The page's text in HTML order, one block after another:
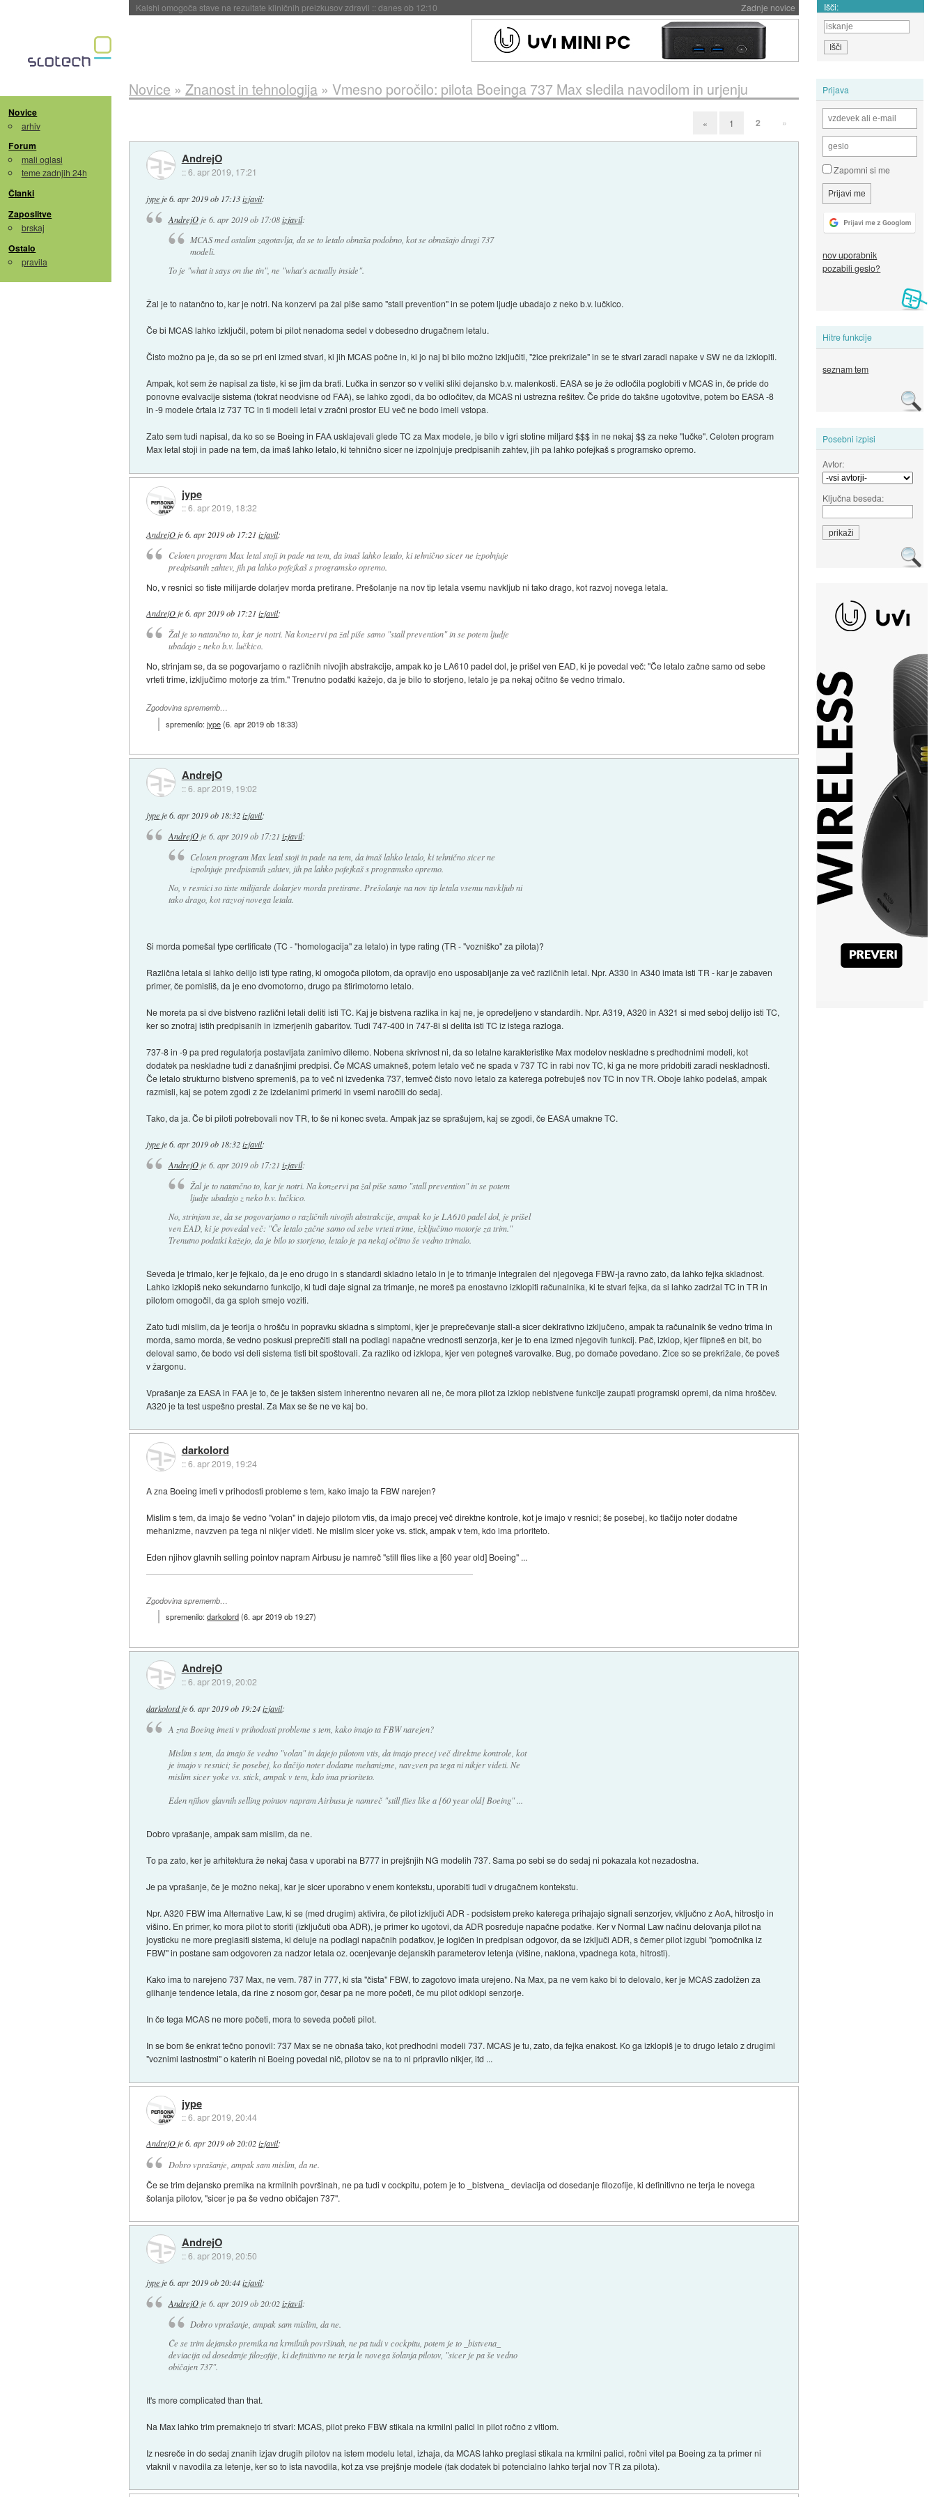
Zadnje novice
Sandisk že prodal več kot polovico SSD-jev za naslednji dve leti::danes ob 11:37 Išči:
Novice
arhiv
Forum
mali oglasi
teme zadnjih 24h
Članki
Zaposlitve
brskaj
Ostalo
pravila
Prijava
Zapomni si me
nov uporabnik
pozabili geslo?
Hitre funkcije
seznam tem
Posebni izpisi
Avtor:
Ključna beseda:
Novice » Znanost in tehnologija» Vmesno poročilo: pilota Boeinga 737 Max sledila navodilom in urjenju
« 1 2 »
AndrejO
::6. apr 2019, 17:21
jype je6. apr 2019 ob 17:13 izjavil:
AndrejOje 6. apr 2019 ob 17:08 izjavil:
MCAS med ostalim zagotavlja, da se to letalo obnaša podobno, kot se obnašajo drugi 737
modeli.
To je "what it says on the tin", ne "what's actually inside".
Žal je to natančno to, kar je notri. Na konzervi pa žal piše samo "stall prevention" in se potem ljudje ubadajo z neko b.v. lučkico.
Če bi MCAS lahko izključil, potem bi pilot nenadoma sedel v dobesedno drugačnem letalu.
Čisto možno pa je, da so se pri eni izmed stvari, ki jih MCAS počne in, ki jo naj bi bilo možno izključiti, "žice prekrižale" in se te stvari zaradi napake v SW ne da izklopiti.
Ampak, kot sem že napisal za tiste, ki se jim da brati. Lučka in senzor so v veliki sliki dejansko b.v. malenkosti. EASA se je že odločila poglobiti v MCAS in, če pride do
ponovne evalvacije sistema (tokrat neodvisne od FAA), se lahko zgodi, da bo odločitev, da MCAS ni ustrezna rešitev. Če pride do takšne ugotovitve, potem bo EASA -8
in -9 modele črtala iz 737 TC in ti modeli letal v zračni prostor EU več ne bodo imeli vstopa.
Zato sem tudi napisal, da ko so se Boeing in FAA usklajevali glede TC za Max modele, je bilo v igri stotine miljard $$$ in ne nekaj $$ za neke "lučke". Celoten program
Max letal stoji in pade na tem, da imaš lahko letalo, ki tehnično sicer ne izpolnjuje predpisanih zahtev, jih pa lahko pofejkaš s programsko opremo.
jype
::6. apr 2019, 18:32
AndrejO je6. apr 2019 ob 17:21 izjavil:
Celoten program Max letal stoji in pade na tem, da imaš lahko letalo, ki tehnično sicer ne izpolnjuje
predpisanih zahtev, jih pa lahko pofejkaš s programsko opremo.
No, v resnici so tiste milijarde dolarjev morda pretirane. Prešolanje na nov tip letala vsemu navkljub ni tako drago, kot razvoj novega letala.
AndrejO je6. apr 2019 ob 17:21 izjavil:
Žal je to natančno to, kar je notri. Na konzervi pa žal piše samo "stall prevention" in se potem ljudje
ubadajo z neko b.v. lučkico.
No, strinjam se, da se pogovarjamo o različnih nivojih abstrakcije, ampak ko je LA610 padel dol, je prišel ven EAD, ki je povedal več: "Če letalo začne samo od sebe
vrteti trime, izključimo motorje za trim." Trenutno podatki kažejo, da je bilo to storjeno, letalo je pa nekaj očitno še vedno trimalo.
Zgodovina sprememb…
spremenilo:jype(6. apr 2019 ob 18:33)
AndrejO
::6. apr 2019, 19:02
jype je6. apr 2019 ob 18:32 izjavil:
AndrejOje 6. apr 2019 ob 17:21 izjavil:
Celoten program Max letal stoji in pade na tem, da imaš lahko letalo, ki tehnično sicer ne
izpolnjuje predpisanih zahtev, jih pa lahko pofejkaš s programsko opremo.
No, v resnici so tiste milijarde dolarjev morda pretirane. Prešolanje na nov tip letala vsemu navkljub ni
tako drago, kot razvoj novega letala.
Si morda pomešal type certificate (TC - "homologacija" za letalo) in type rating (TR - "vozniško" za pilota)?
Različna letala si lahko delijo isti type rating, ki omogoča pilotom, da opravijo eno usposabljanje za več različnih letal. Npr. A330 in A340 imata isti TR - kar je zabaven
primer, če pomisliš, da je eno dvomotorno, drugo pa štirimotorno letalo.
Ne moreta pa si dve bistveno različni letali deliti isti TC. Kaj je bistvena razlika in kaj ne, je opredeljeno v standardih. Npr. A319, A320 in A321 si med seboj delijo isti TC,
ker so znotraj istih predpisanih in izmerjenih gabaritov. Tudi 747-400 in 747-8i si delita isti TC iz istega razloga.
737-8 in -9 pa pred regulatorja postavljata zanimivo dilemo. Nobena skrivnost ni, da so letalne karakteristike Max modelov neskladne s predhodnimi modeli, kot
dodatek pa neskladne tudi z današnjimi predpisi. Če MCAS umakneš, potem letalo več ne spada v 737 TC in rabi nov TC, ki ga ne more pridobiti zaradi neskladnosti.
Če letalo strukturno bistveno spremeniš, pa to več ni izvedenka 737, temveč čisto novo letalo za katerega potrebuješ nov TC in nov TR. Oboje lahko podelaš, ampak
razmisli, kaj se potem zgodi z že izdelanimi primerki in vsemi naročili do sedaj.
Tako, da ja. Če bi piloti potrebovali nov TR, to še ni konec sveta. Ampak jaz se sprašujem, kaj se zgodi, če EASA umakne TC.
jype je6. apr 2019 ob 18:32 izjavil:
AndrejOje 6. apr 2019 ob 17:21 izjavil:
Žal je to natančno to, kar je notri. Na konzervi pa žal piše samo "stall prevention" in se potem
ljudje ubadajo z neko b.v. lučkico.
No, strinjam se, da se pogovarjamo o različnih nivojih abstrakcije, ampak ko je LA610 padel dol, je prišel
ven EAD, ki je povedal več: "Če letalo začne samo od sebe vrteti trime, izključimo motorje za trim."
Trenutno podatki kažejo, da je bilo to storjeno, letalo je pa nekaj očitno še vedno trimalo.
Seveda je trimalo, ker je fejkalo, da je eno drugo in s standardi skladno letalo in je to trimanje integralen del njegovega FBW-ja ravno zato, da lahko fejka skladnost.
Lahko izklopiš neko sekundarno funkcijo, ki tudi daje signal za trimanje, ne moreš pa enostavno izklopiti računalnika, ki te stvari fejka, da si lahko zadržal TC in TR in
pilotom omogočil, da ga sploh smejo voziti.
Zato tudi mislim, da je teorija o hrošču in popravku skladna s simptomi, kjer je preprečevanje stall-a sicer deklrativno izključeno, ampak ta računalnik še vedno trima in
morda, samo morda, še vedno poskusi preprečiti stall na podlagi napačne vrednosti senzorja, ker je to ena izmed njegovih funkcij. Pač, izklop, kjer flipneš en bit, bo
deloval samo, če bodo vsi deli sistema tisti bit spoštovali. Za razliko od izklopa, kjer ven potegneš varovalke. Bug, po domače povedano. Žice so se prekrižale, če poveš
v žargonu.
Vprašanje za EASA in FAA je to, če je takšen sistem inherentno nevaren ali ne, če mora pilot za izklop nebistvene funkcije zaupati programski opremi, da nima hroščev.
A320 je ta test uspešno prestal. Za Max se še ne ve kaj bo.
darkolord
::6. apr 2019, 19:24
A zna Boeing imeti v prihodosti probleme s tem, kako imajo ta FBW narejen?
Mislim s tem, da imajo še vedno "volan" in dajejo pilotom vtis, da imajo precej več direktne kontrole, kot je imajo v resnici; še posebej, ko tlačijo noter dodatne
mehanizme, navzven pa tega ni nikjer videti. Ne mislim sicer yoke vs. stick, ampak v tem, kdo ima prioriteto.
Eden njihov glavnih selling pointov napram Airbusu je namreč "still flies like a [60 year old] Boeing" ...
Zgodovina sprememb…
spremenilo:darkolord(6. apr 2019 ob 19:27)
AndrejO
::6. apr 2019, 20:02
darkolordje6. apr 2019 ob 19:24 izjavil:
A zna Boeing imeti v prihodosti probleme s tem, kako imajo ta FBW narejen?
Mislim s tem, da imajo še vedno "volan" in dajejo pilotom vtis, da imajo precej več direktne kontrole, kot
je imajo v resnici; še posebej, ko tlačijo noter dodatne mehanizme, navzven pa tega ni nikjer videti. Ne
mislim sicer yoke vs. stick, ampak v tem, kdo ima prioriteto.
Eden njihov glavnih selling pointov napram Airbusu je namreč "still flies like a [60 year old] Boeing" ...
Dobro vprašanje, ampak sam mislim, da ne.
To pa zato, ker je arhitektura že nekaj časa v uporabi na B777 in prejšnjih NG modelih 737. Sama po sebi se do sedaj ni pokazala kot nezadostna.
Je pa vprašanje, če je možno nekaj, kar je sicer uporabno v enem kontekstu, uporabiti tudi v drugačnem kontekstu.
Npr. A320 FBW ima Alternative Law, ki se (med drugim) aktivira, če pilot izključi ADR - podsistem preko katerega prihajajo signali senzorjev, vključno z AoA, hitrostjo in
višino. En primer, ko mora pilot to storiti (izključuti oba ADR), je primer ko ugotovi, da ADR posreduje napačne podatke. Ker v Normal Law načinu delovanja pilot na
joysticku ne more preglasiti sistema, ki deluje na podlagi napačnih podatkov, je logičen in predpisan odgovor, da se izključi ADR, s čemer pilot izgubi "pomočnika iz
FBW" in postane sam odgovoren za nadzor letala oz. ocenjevanje dejanskih parameterov letenja (višine, naklona, vpadnega kota, hitrosti).
Kako ima to narejeno 737 Max, ne vem. 787 in 777, ki sta "čista" FBW, to zagotovo imata urejeno. Na Max, pa ne vem kako bi to delovalo, ker je MCAS zadolžen za
glihanje tendence letala, da rine z nosom gor, česar pa ne more početi, če mu pilot odklopi senzorje.
In če tega MCAS ne more početi, mora to seveda početi pilot.
In se bom še enkrat tečno ponovil: 737 Max se ne obnaša tako, kot predhodni modeli 737. MCAS je tu, zato, da fejka enakost. Ko ga izklopiš je to drugo letalo z drugimi
"voznimi lastnostmi" o katerih ni Boeing povedal nič, pilotov se na to ni pripravilo nikjer, itd ...
jype
::6. apr 2019, 20:44
AndrejOje6. apr 2019 ob 20:02 izjavil:
Dobro vprašanje, ampak sam mislim, da ne.
Če se trim dejansko premika na krmilnih površinah, ne pa tudi v cockpitu, potem je to _bistvena_ deviacija od dosedanje filozofije, ki definitivno ne terja le novega
šolanja pilotov, "sicer je pa še vedno običajen 737".
AndrejO
::6. apr 2019, 20:50
jype je6. apr 2019 ob 20:44 izjavil:
AndrejOje 6. apr 2019 ob 20:02 izjavil:
Dobro vprašanje, ampak sam mislim, da ne.
Če se trim dejansko premika na krmilnih površinah, ne pa tudi v cockpitu, potem je to _bistvena_
deviacija od dosedanje filozofije, ki definitivno ne terja le novega šolanja pilotov, "sicer je pa še vedno
običajen 737".
It's more complicated than that.
Na Max lahko trim premaknejo tri stvari: MCAS, pilot preko FBW stikala na krmilni palici in pilot ročno z vitlom.
Iz nesreče in do sedaj znanih izjav drugih pilotov na istem modelu letal, izhaja, da MCAS lahko preglasi stikala na krmilni palici, ročni vitel pa Boeing za ta primer ni
vtaknil v navodila za letenje, ker so to ista navodila, kot za vse prejšnje modele (tak dodatek bi potencialno lahko terjal nov TR za pilota).